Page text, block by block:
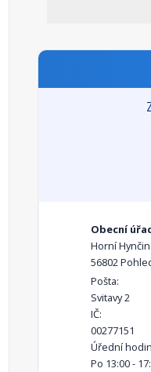
Obecní
Horní
56802
Pošta:
Svitavy 2
IČ:
00277151
Úřední
Po 13:00 -